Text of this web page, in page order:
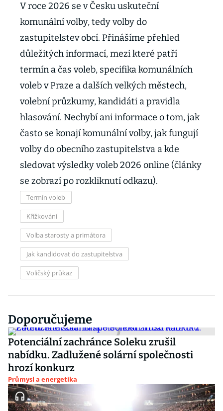
V roce 2026 se v Česku uskuteční
komunální volby, tedy volby do
zastupitelstev obcí. Přinášíme přehled
důležitých informací, mezi které patří
termín a čas voleb, specifika komunálních
voleb v Praze a dalších velkých městech,
volební průzkumy, kandidáti a pravidla
hlasování. Nechybí ani informace o tom, jak
často se konají komunální volby, jak fungují
volby do obecního zastupitelstva a kde
sledovat výsledky voleb 2026 online (články
se zobrazí po rozkliknutí odkazu).
Termín voleb
Křížkování
Volba starosty a primátora
Jak kandidovat do zastupitelstva
Voličský průkaz
Doporučujeme
Potenciální zachránce Soleku zrušil
nabídku. Zadlužené solární společnosti
hrozí konkurz
Průmysl a energetika